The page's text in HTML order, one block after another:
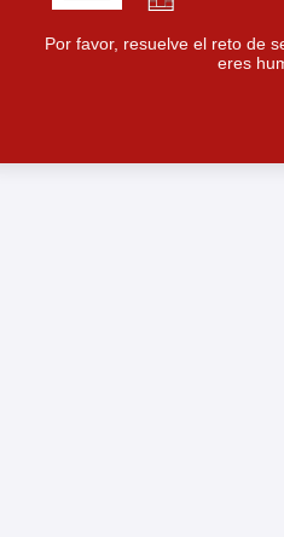
Por favor, resuelve el reto de
eres